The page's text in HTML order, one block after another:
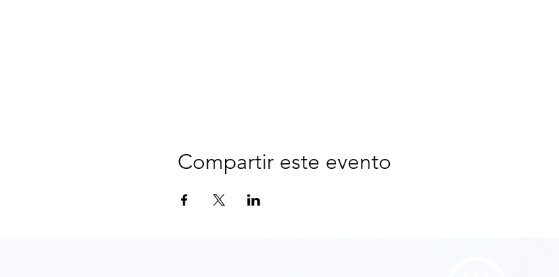
Compartir este evento